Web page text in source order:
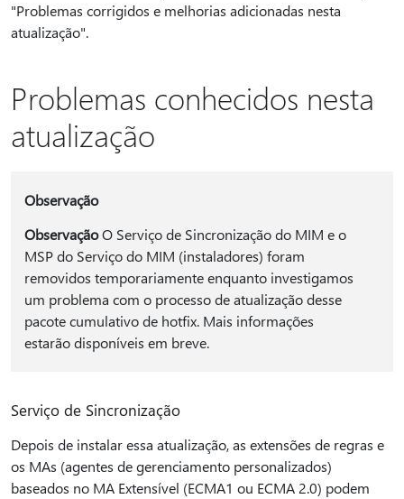
"Problemas corrigidos e melhorias adicionadas nesta
atualização".
Problemas conhecidos nesta
atualização
Observação
ObservaçãoO Serviço de Sincronização do MIM e o
MSP do Serviço do MIM (instaladores) foram
removidos temporariamente enquanto investigamos
um problema com o processo de atualização desse
pacote cumulativo de hotfix. Mais informações
estarão disponíveis em breve.
Serviço de Sincronização
Depois de instalar essa atualização, as extensões de regras e
os MAs (agentes de gerenciamento personalizados)
baseados no MA Extensível (ECMA1 ou ECMA 2.0) podem